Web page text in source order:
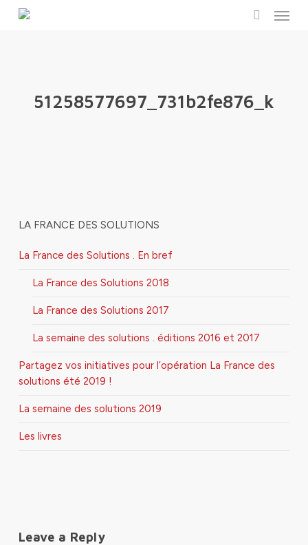
Menu
51258577697_731b2fe876_k
LA FRANCE DES SOLUTIONS
La France des Solutions . En bref
La France des Solutions 2018
La France des Solutions 2017
La semaine des solutions . éditions 2016 et 2017
Partagez vos initiatives pour l’opération La France des
solutions été 2019 !
La semaine des solutions 2019
Les livres
Leave a Reply